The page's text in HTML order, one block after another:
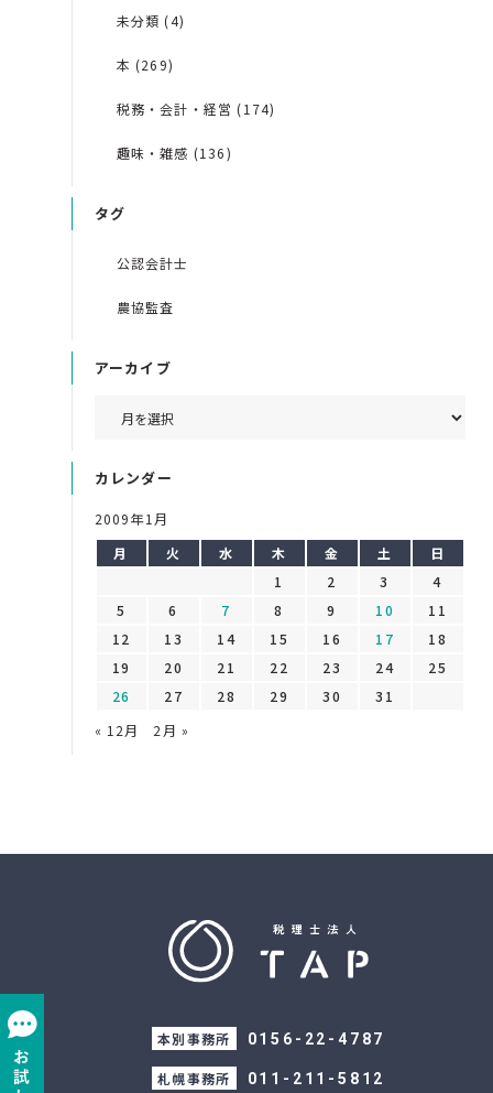
未分類 (4)
本 (269)
税務・会計・経営 (174)
趣味・雑感 (136)
タグ
公認会計士
農協監査
アーカイブ
カレンダー
2009年1月
月
火 水 木 金 土
日
1
2 3
4
5
6 7 8 9 10
11
12
13 14 15 16 17
18
19
20 21 22 23 24
25
26
27 28 29 30
31
« 12月
2月 »
本別事務所 0156-22-4787
札幌事務所 011-211-5812